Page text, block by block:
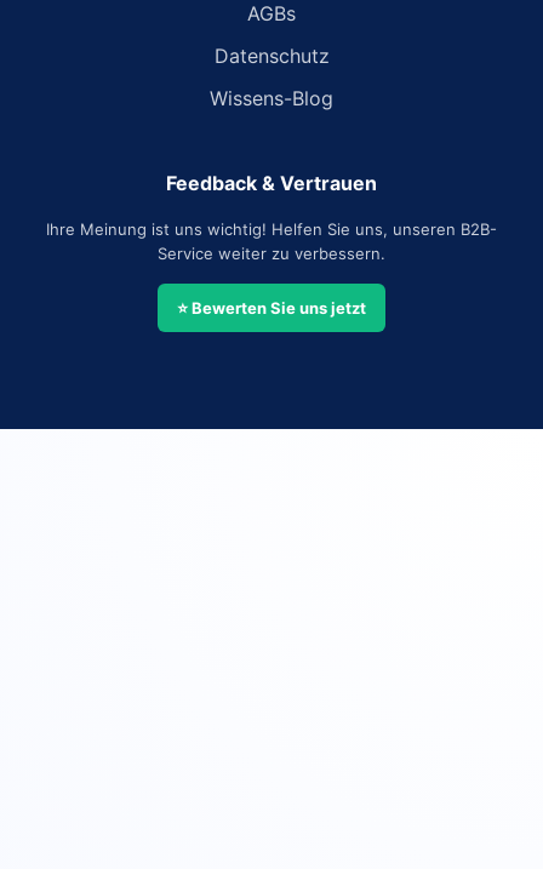
AGBs
Datenschutz
Wissens-Blog
Feedback & Vertrauen
Ihre Meinung ist uns wichtig! Helfen Sie uns, unseren B2B-
Service weiter zu verbessern.
⭐ Bewerten Sie uns jetzt